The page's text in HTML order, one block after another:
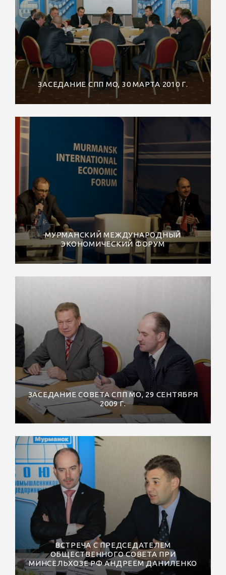
ЗАСЕДАНИЕ СПП МО, 30 МАРТА 2010 Г.
МУРМАНСКИЙ МЕЖДУНАРОДНЫЙ
ЭКОНОМИЧЕСКИЙ ФОРУМ
ЗАСЕДАНИЕ СОВЕТА СПП МО, 29 СЕНТЯБРЯ
2009 Г.
ВСТРЕЧА С ПРЕДСЕДАТЕЛЕМ
ОБЩЕСТВЕННОГО СОВЕТА ПРИ
МИНСЕЛЬХОЗЕ РФ АНДРЕЕМ ДАНИЛЕНКО